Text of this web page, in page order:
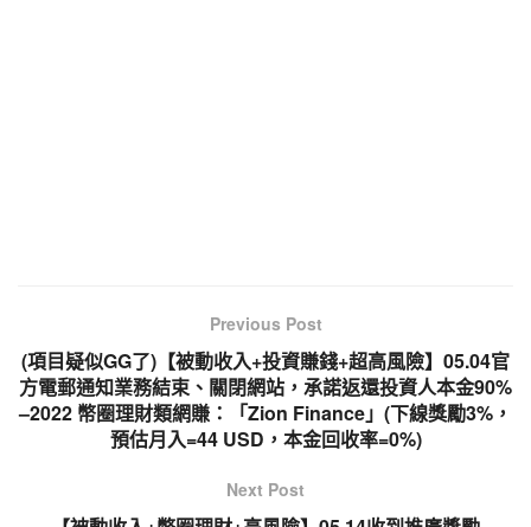
Previous Post
(項目疑似GG了)【被動收入+投資賺錢+超高風險】05.04官
方電郵通知業務結束、關閉網站，承諾返還投資人本金90%
–2022 幣圈理財類網賺：「Zion Finance」(下線獎勵3%，
預估月入=44 USD，本金回收率=0%)
Next Post